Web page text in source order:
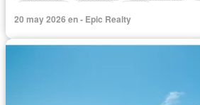
20 may 2026 en - Epic Realty